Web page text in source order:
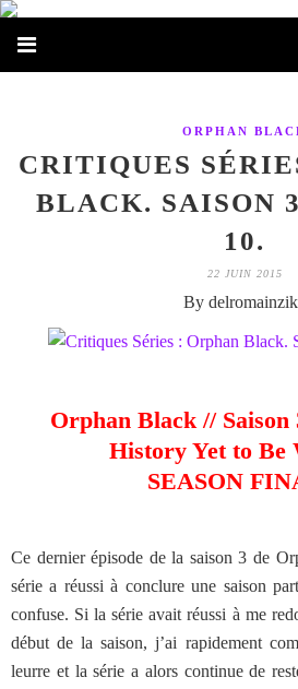
ORPHAN
CRITIQUES
BLACK. SAISON
10.
22 JUIN 2015
By
Orphan Black // Saison
History Yet to Be
SEASON
Ce dernier épisode de la saison 3 de
série a réussi à conclure une saison
confuse. Si la série avait réussi à me
début de la saison, j’ai rapidement
leurre et la série a alors continue de